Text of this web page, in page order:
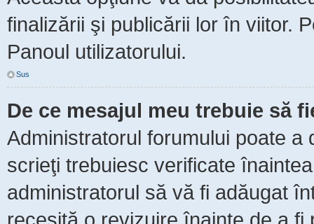
finalizării şi publicării lor în viitor.
Panoul utilizatorului.
Sus
De ce mesajul meu trebuie să
Administratorul forumului poate
scrieţi trebuiesc verificate
administratorul să vă fi adăugat